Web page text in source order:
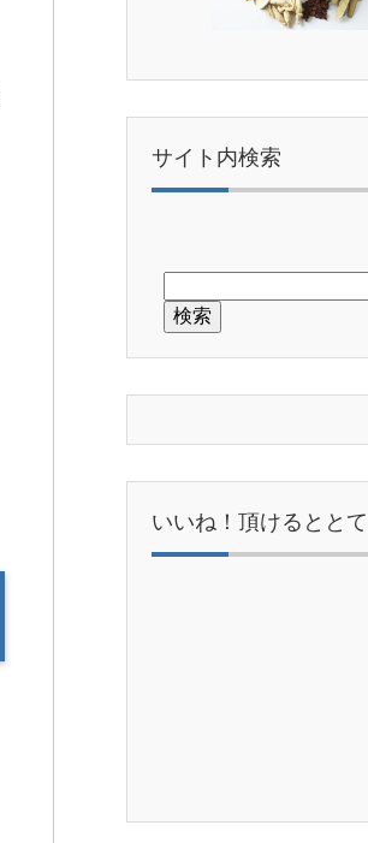
サイト内検索
いいね！頂けるとと